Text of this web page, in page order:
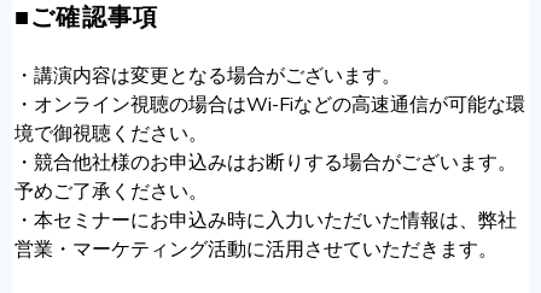
■ご確認事項
・講演内容は変更となる場合がございます。
・オンライン視聴の場合はWi-Fiなどの高速通信が可能な環
境で御視聴ください。
・競合他社様のお申込みはお断りする場合がございます。
予めご了承ください。
・本セミナーにお申込み時に入力いただいた情報は、弊社
営業・マーケティング活動に活用させていただきます。